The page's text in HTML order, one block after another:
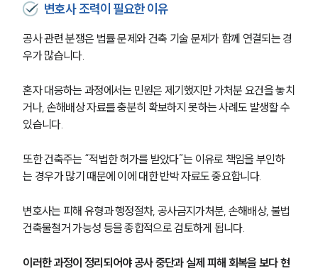
변호사 조력이 필요한 이유
공사 관련 분쟁은 법률 문제와 건축 기술 문제가 함께 연결되는 경
우가 많습니다.
혼자 대응하는 과정에서는 민원은 제기했지만 가처분 요건을 놓치
거나, 손해배상 자료를 충분히 확보하지 못하는 사례도 발생할 수
있습니다.
또한 건축주는 “적법한 허가를 받았다”는 이유로 책임을 부인하
는 경우가 많기 때문에 이에 대한 반박 자료도 중요합니다.
변호사는 피해 유형과 행정절차, 공사금지가처분, 손해배상, 불법
건축물철거 가능성 등을 종합적으로 검토하게 됩니다.
이러한 과정이 정리되어야 공사 중단과 실제 피해 회복을 보다 현